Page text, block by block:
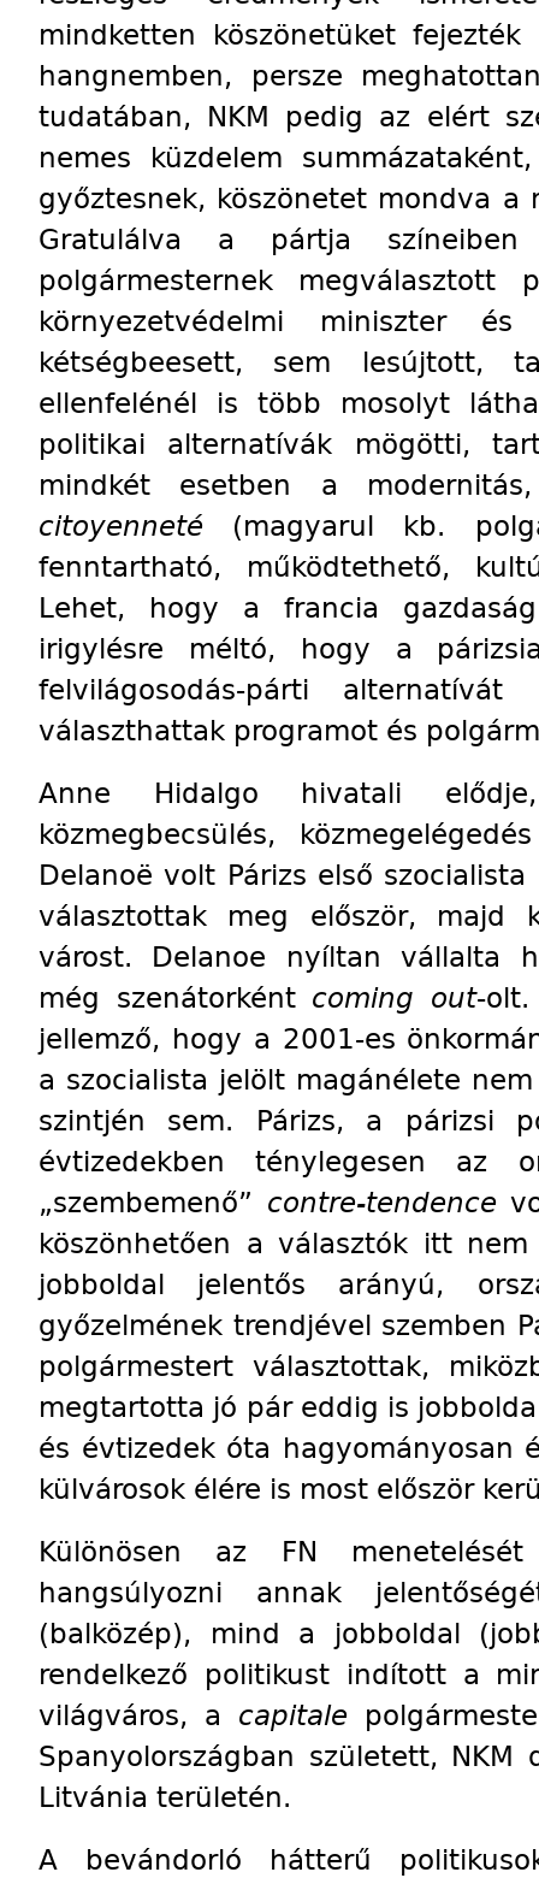
mindketten köszönetüket
hangnemben, persze
tudatában, NKM pedig az elért
nemes küzdelem
győztesnek, köszönetet mondva a
Gratulálva a pártja
polgármesternek megválasztott
környezetvédelmi miniszter
kétségbeesett, sem lesújtott,
ellenfelénél is több mosolyt
politikai alternatívák mögötti,
mindkét esetben a
citoyenneté (magyarul kb.
fenntartható, működtethető,
Lehet, hogy a francia
irigylésre méltó, hogy a
felvilágosodás-párti
választhattak programot és
Anne Hidalgo hivatali
közmegbecsülés,
Delanoë volt Párizs első
választottak meg először,
várost. Delanoe nyíltan vállalta
még szenátorként coming out-olt.
jellemző, hogy a 2001-es
a szocialista jelölt magánélete
szintjén sem. Párizs, a párizsi
évtizedekben ténylegesen az
„szembemenő” contre-tendence
köszönhetően a választók itt
jobboldal jelentős arányú,
győzelmének trendjével szemben
polgármestert választottak,
megtartotta jó pár eddig is
és évtizedek óta hagyományosan
külvárosok élére is most először
Különösen az FN
hangsúlyozni annak
(balközép), mind a jobboldal
rendelkező politikust indított a
világváros, a capitale
Spanyolországban született,
Litvánia területén.
A bevándorló hátterű